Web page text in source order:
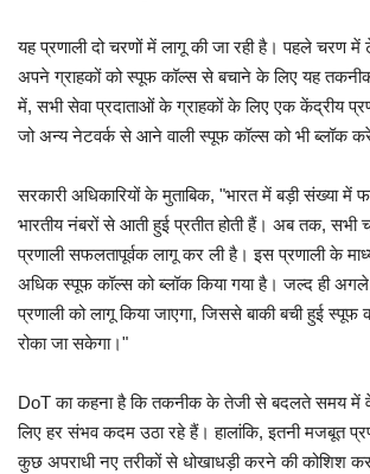
यह प्रणाली दो चरणों में लागू की जा रही है। पहले चरण में
अपने ग्राहकों को स्पूफ कॉल्स से बचाने के लिए यह
में, सभी सेवा प्रदाताओं के ग्राहकों के लिए एक केंद्रीय
जो अन्य नेटवर्क से आने वाली स्पूफ कॉल्स को भी ब्लॉक
सरकारी अधिकारियों के मुताबिक, "भारत में बड़ी संख्या में
भारतीय नंबरों से आती हुई प्रतीत होती हैं। अब तक, सभी
प्रणाली सफलतापूर्वक लागू कर ली है। इस प्रणाली के
अधिक स्पूफ कॉल्स को ब्लॉक किया गया है। जल्द ही
प्रणाली को लागू किया जाएगा, जिससे बाकी बची हुई स्पूफ
रोका जा सकेगा।"
DoT का कहना है कि तकनीक के तेजी से बदलते समय में वे
लिए हर संभव कदम उठा रहे हैं। हालांकि, इतनी मजबूत
कुछ अपराधी नए तरीकों से धोखाधड़ी करने की कोशिश